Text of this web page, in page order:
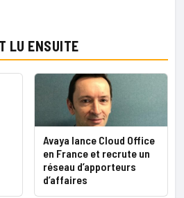
LU ENSUITE
Avaya lance Cloud Office
en France et recrute un
réseau d’apporteurs
d’affaires